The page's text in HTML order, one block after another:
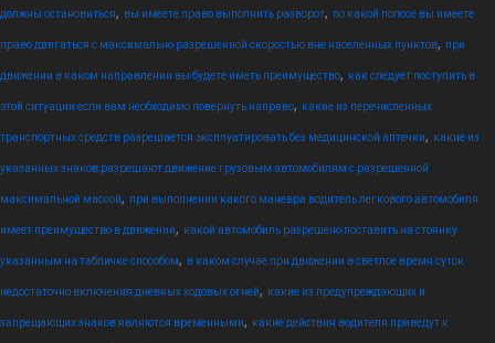
должны остановиться, вы имеете право выполнить разворот, по какой полосе вы имеете
право двигаться с максимально разрешенной скоростью вне населенных пунктов, при
движении в каком направлении вы будете иметь преимущество, как следует поступить в
этой ситуации если вам необходимо повернуть направо, какие из перечисленных
транспортных средств разрешается эксплуатировать без медицинской аптечки, какие из
указанных знаков разрешают движение грузовым автомобилям с разрешенной
максимальной массой, при выполнении какого маневра водитель легкового автомобиля
имеет преимущество в движении, какой автомобиль разрешено поставить на стоянку
указанным на табличке способом, в каком случае при движении в светлое время суток
недостаточно включения дневных ходовых огней, какие из предупреждающих и
запрещающих знаков являются временными, какие действия водителя приведут к